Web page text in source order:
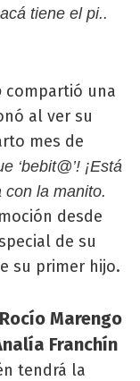
tiene el pi..
compartió una
al ver su
mes de
‘bebit@’! ¡Está
la manito.
desde
de su
su primer hijo.
Rocío Marengo
Franchín
tendrá la